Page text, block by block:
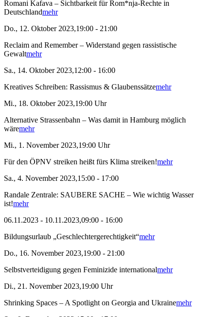
Romani Kafava – Sichtbarkeit für Rom*nja-Rechte in
Deutschlandmehr
Do., 12. Oktober 2023,19:00 - 21:00
Reclaim and Remember – Widerstand gegen rassistische
Gewaltmehr
Sa., 14. Oktober 2023,12:00 - 16:00
Kreatives Schreiben: Rassismus & Glaubenssätzemehr
Mi., 18. Oktober 2023,19:00 Uhr
Alternative Strassenbahn – Was damit in Hamburg möglich
wäremehr
Mi., 1. November 2023,19:00 Uhr
Für den ÖPNV streiken heißt fürs Klima streiken!mehr
Sa., 4. November 2023,15:00 - 17:00
Randale Zentrale: SAUBERE SACHE – Wie wichtig Wasser
ist!mehr
06.11.2023 - 10.11.2023,09:00 - 16:00
Bildungsurlaub „Geschlechtergerechtigkeit“mehr
Do., 16. November 2023,19:00 - 21:00
Selbstverteidigung gegen Feminizide internationalmehr
Di., 21. November 2023,19:00 Uhr
Shrinking Spaces – A Spotlight on Georgia and Ukrainemehr